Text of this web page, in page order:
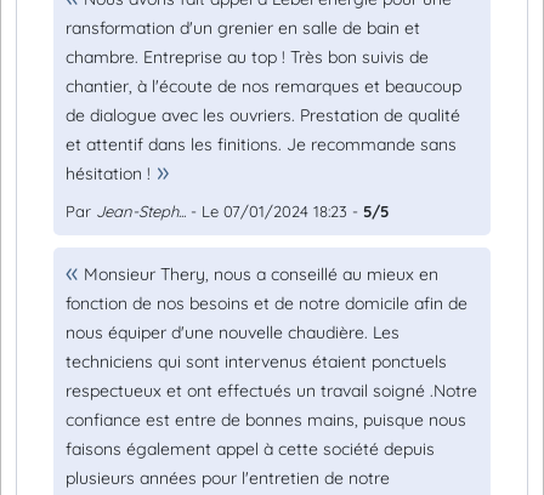
ransformation d'un grenier en salle de bain et
chambre. Entreprise au top ! Très bon suivis de
chantier, à l'écoute de nos remarques et beaucoup
de dialogue avec les ouvriers. Prestation de qualité
et attentif dans les finitions. Je recommande sans
hésitation !
Par Jean-Steph... - Le 07/01/2024 18:23 - 5/5
Monsieur Thery, nous a conseillé au mieux en
fonction de nos besoins et de notre domicile afin de
nous équiper d'une nouvelle chaudière. Les
techniciens qui sont intervenus étaient ponctuels
respectueux et ont effectués un travail soigné .Notre
confiance est entre de bonnes mains, puisque nous
faisons également appel à cette société depuis
plusieurs années pour l'entretien de notre